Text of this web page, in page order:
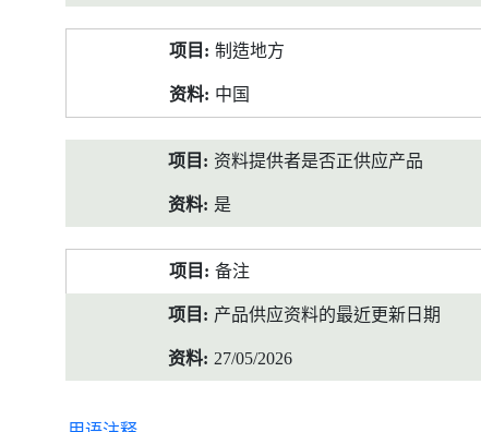
制造地方
中国
资料提供者是否正供应产品
是
备注
产品供应资料的最近更新日期
27/05/2026